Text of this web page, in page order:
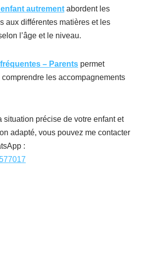
autrement abordent les
aux différentes matières et les
l’âge et le niveau.
– Parents permet
les accompagnements
situation précise de votre enfant et
adapté, vous pouvez me contacter
: